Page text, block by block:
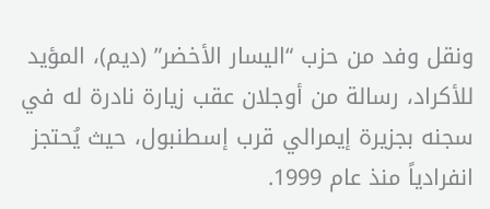
ونقل وفد من حزب “اليسار الأخضر” (ديم)، المؤيد
للأكراد، رسالة من أوجلان عقب زيارة نادرة له في
سجنه بجزيرة إيمرالي قرب إسطنبول، حيث يُحتجز
انفرادياً منذ عام 1999.